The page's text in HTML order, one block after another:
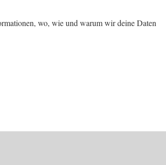
wo, wie und warum wir deine Daten